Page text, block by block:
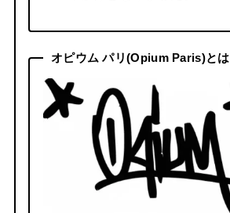
オピウム パリ(Opium Paris)とは